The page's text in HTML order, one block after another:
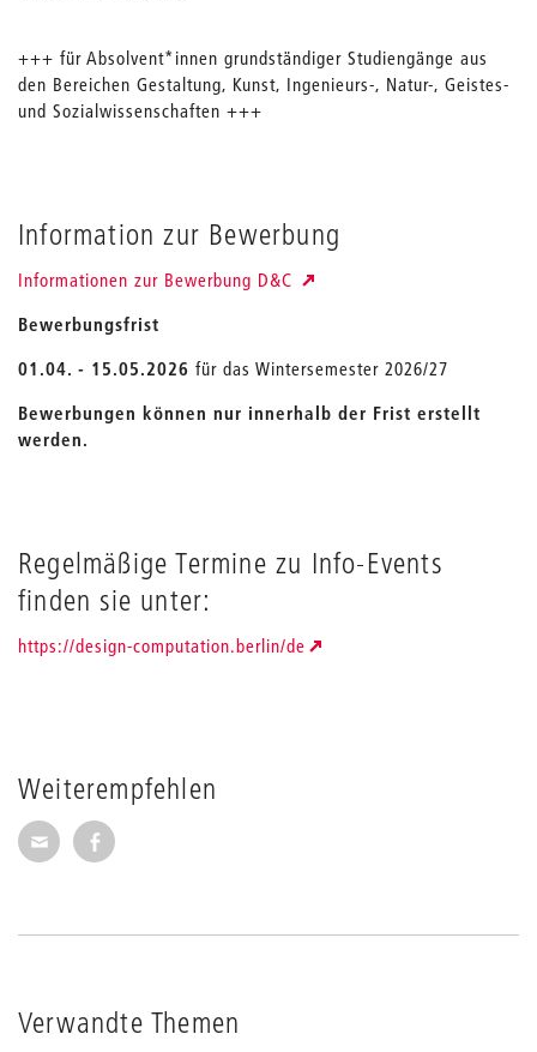
Weiterempfehlen
Seite per E-Mail weiterempfehlen
Seite auf Facebook weiterempfehlen
+++ für Absolvent*innen grundständiger Studiengänge aus
den Bereichen Gestaltung, Kunst, Ingenieurs-, Natur-, Geistes-
und Sozialwissenschaften +++
Information zur Bewerbung
Informationen zur Bewerbung D&C
Bewerbungsfrist
01.04. - 15.05.2026 für das Wintersemester 2026/27
Bewerbungen können nur innerhalb der Frist erstellt
werden.
Regelmäßige Termine zu Info-Events
finden sie unter:
https://design-computation.berlin/de
Verwandte Themen